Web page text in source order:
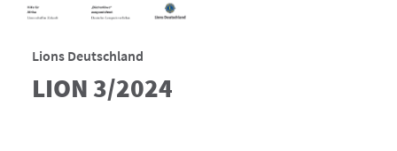
Lions Deutschland
LION 3/2024